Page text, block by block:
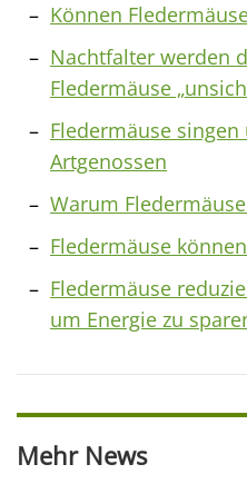
Können
Nachtfalter werden
Fledermäuse
Fledermäuse
Artgenossen
Warum
Fledermäuse
Fledermäuse
um Energie zu
Mehr News